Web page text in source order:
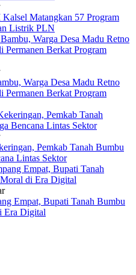
Matangkan 57 Program
Listrik PLN
Warga Desa Madu Retno
Berkat Program
Pemkab Tanah Bumbu
Lintas Sektor
Empat, Bupati Tanah Bumbu
Era Digital